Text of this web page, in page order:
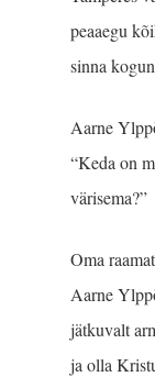
peaaegu
sinna
Aarne
“Keda on
värisema?”
Oma
Aarne
jätkuvalt
ja olla